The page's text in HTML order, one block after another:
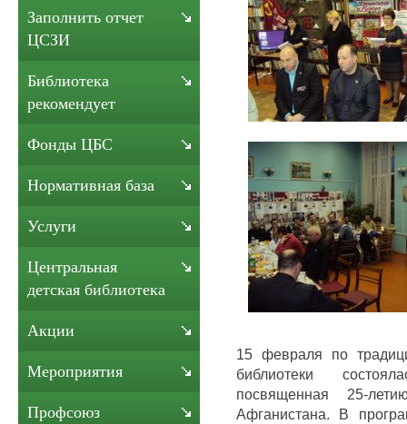
15 февраля по
библиотеки
посвященная 25-
Афганистана. В
Заполнить отчет
ЦСЗИ
Библиотека
рекомендует
Фонды ЦБС
Нормативная база
Услуги
Центральная
детская библиотека
Акции
Мероприятия
Профсоюз